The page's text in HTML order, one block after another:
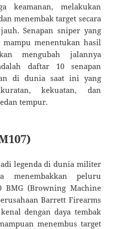
keamanan, melakukan
menembak target secara
Senapan sniper yang
menentukan hasil
mengubah jalannya
daftar 10 senapan
di dunia saat ini yang
kekuatan, dan
tempur.
legenda di dunia militer
menembakkan peluru
BMG (Browning Machine
Barrett Firearms
dengan daya tembak
menembus target